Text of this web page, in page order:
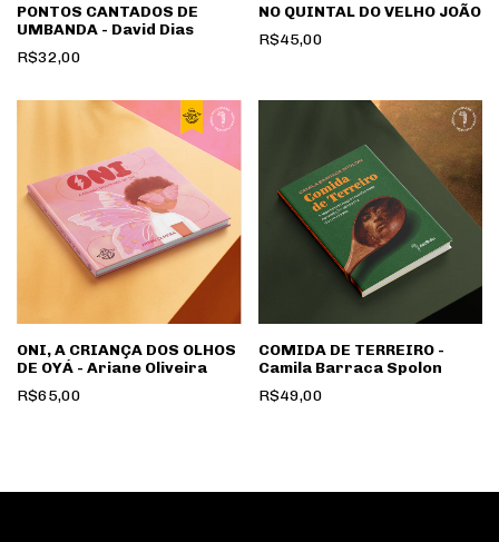
PONTOS CANTADOS DE
UMBANDA - David Dias
R$32,00
NO QUINTAL DO VELHO JOÃO
R$45,00
ONI, A CRIANÇA DOS OLHOS
DE OYÁ - Ariane Oliveira
R$65,00
COMIDA DE TERREIRO -
Camila Barraca Spolon
R$49,00